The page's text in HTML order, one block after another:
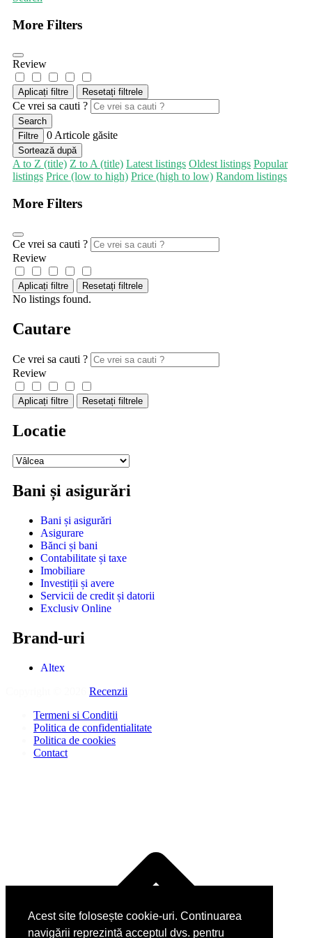
Acest site folosește cookie-uri. Continuarea
navigării reprezintă acceptul dvs. pentru
More Filters
Review
Aplicați filtre Resetați filtrele
Ce vrei sa cauti ?
Search
Filtre
0 Articole găsite
Sortează după
A to Z (title) Z to A (title) Latest listings Oldest listings Popular
listings Price (low to high) Price (high to low) Random listings
More Filters
Ce vrei sa cauti ?
Review
Aplicați filtre Resetați filtrele
No listings found.
Cautare
Ce vrei sa cauti ?
Review
Aplicați filtre Resetați filtrele
Locatie
Bani și asigurări
Bani și asigurări
Asigurare
Bănci și bani
Contabilitate și taxe
Imobiliare
Investiții și avere
Servicii de credit și datorii
Exclusiv Online
Brand-uri
Altex
Recenzii
Termeni si Conditii
Politica de confidentialitate
Politica de cookies
Contact